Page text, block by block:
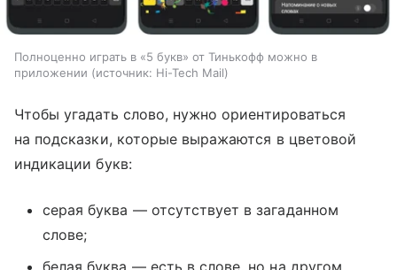
Полноценно играть в «5 букв» от Тинькофф можно в
приложении
источник: Hi-Tech Mail
Чтобы угадать слово, нужно ориентироваться
на подсказки, которые выражаются в цветовой
индикации букв:
серая буква — отсутствует в загаданном
слове;